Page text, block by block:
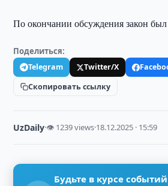
По окончании обсуждения закон
Поделиться:
Telegram Twitter/X
Скопировать ссылку
UzDaily·👁 1239 views·18.12.2025 · 15:59
Будьте в курсе событий